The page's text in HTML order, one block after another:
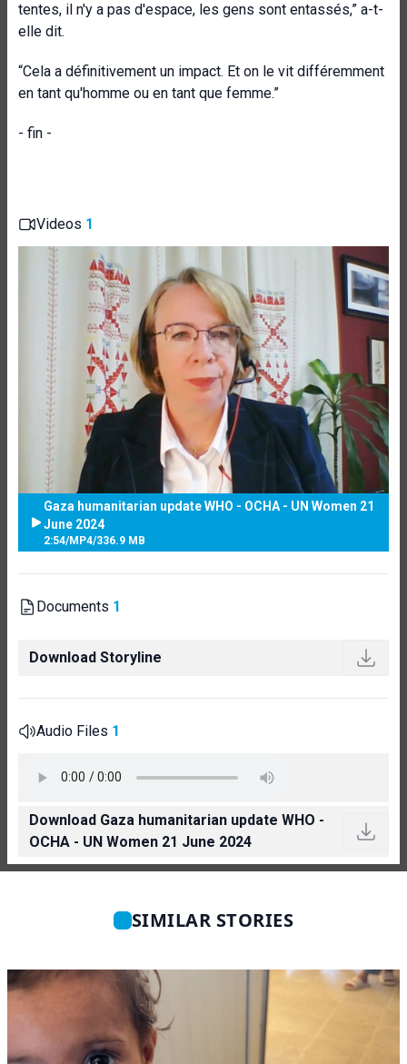
tentes, il n'y a pas d'espace, les gens sont entassés,” a-t-
elle dit.
“Cela a définitivement un impact. Et on le vit différemment
en tant qu'homme ou en tant que femme.”
- fin -
Videos 1
Gaza humanitarian update WHO - OCHA - UN Women 21
June 2024
2:54/MP4/336.9 MB
Documents 1
Download Storyline
Audio Files 1
Download Gaza humanitarian update WHO -
OCHA - UN Women 21 June 2024
SIMILAR STORIES